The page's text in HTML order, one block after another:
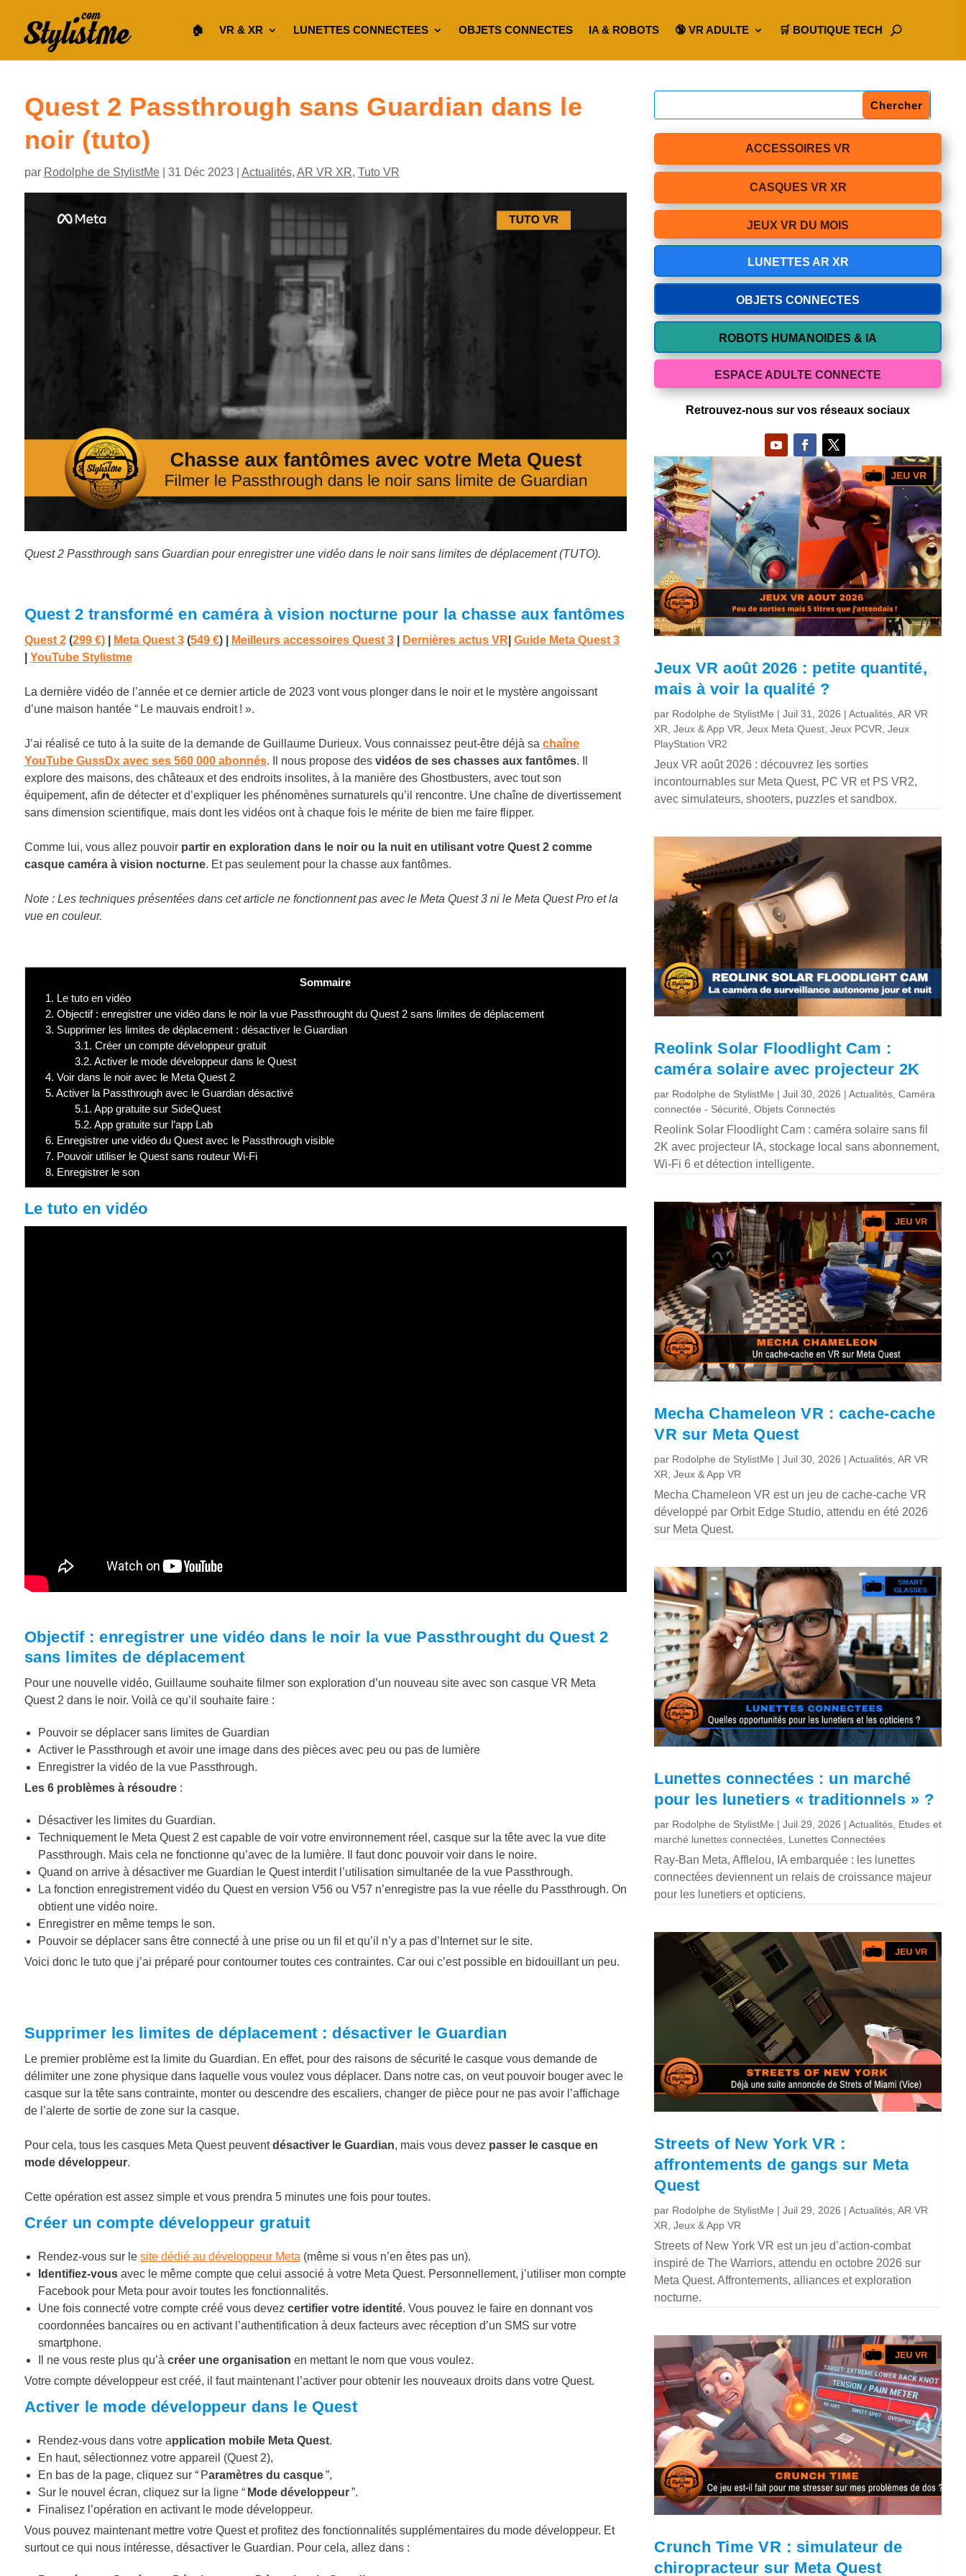
🏠︎ VR & XR LUNETTES CONNECTEES OBJETS CONNECTES IA & ROBOTS 🔞 VR ADULTE 🛒 BOUTIQUE TECH
Quest 2 Passthrough sans Guardian dans le
noir (tuto)
par Rodolphe de StylistMe| 31 Déc 2023| Actualités, AR VR XR, Tuto VR
Quest 2 Passthrough sans Guardian pour enregistrer une vidéo dans le noir sans limites de déplacement (TUTO).
Quest 2 transformé en caméra à vision nocturne pour la chasse aux fantômes
Quest 2(299 €) Meta Quest 3(549 €) Meilleurs accessoires Quest 3 Dernières actus VR Guide Meta Quest 3
YouTube Stylistme
La dernière vidéo de l’année et ce dernier article de 2023 vont vous plonger dans le noir et le mystère angoissant
d’une maison hantée “ Le mauvais endroit ! ».
J’ai réalisé ce tuto à la suite de la demande de Guillaume Durieux. Vous connaissez peut-être déjà sa chaîne
YouTube GussDx avec ses 560 000 abonnés. Il nous propose desvidéos de ses chasses aux fantômes. Il
explore des maisons, des châteaux et des endroits insolites, à la manière des Ghostbusters, avec tout son
équipement, afin de détecter et d’expliquer les phénomènes surnaturels qu’il rencontre. Une chaîne de divertissement
sans dimension scientifique, mais dont les vidéos ont à chaque fois le mérite de bien me faire flipper.
Comme lui, vous allez pouvoir partir en exploration dans le noir ou la nuit en utilisant votre Quest 2 comme
casque caméra à vision nocturne. Et pas seulement pour la chasse aux fantômes.
Note : Les techniques présentées dans cet article ne fonctionnent pas avec le Meta Quest 3 ni le Meta Quest Pro et la
vue en couleur.
Sommaire
1. Le tuto en vidéo
2. Objectif : enregistrer une vidéo dans le noir la vue Passthrought du Quest 2 sans limites de déplacement
3. Supprimer les limites de déplacement : désactiver le Guardian
3.1. Créer un compte développeur gratuit
3.2. Activer le mode développeur dans le Quest
4. Voir dans le noir avec le Meta Quest 2
5. Activer la Passthrough avec le Guardian désactivé
5.1. App gratuite sur SideQuest
5.2. App gratuite sur l’app Lab
6. Enregistrer une vidéo du Quest avec le Passthrough visible
7. Pouvoir utiliser le Quest sans routeur Wi-Fi
8. Enregistrer le son
Le tuto en vidéo
Objectif : enregistrer une vidéo dans le noir la vue Passthrought du Quest 2
sans limites de déplacement
Pour une nouvelle vidéo, Guillaume souhaite filmer son exploration d’un nouveau site avec son casque VR Meta
Quest 2 dans le noir. Voilà ce qu’il souhaite faire :
Pouvoir se déplacer sans limites de Guardian
Activer le Passthrough et avoir une image dans des pièces avec peu ou pas de lumière
Enregistrer la vidéo de la vue Passthrough.
Les 6 problèmes à résoudre:
Désactiver les limites du Guardian.
Techniquement le Meta Quest 2 est capable de voir votre environnement réel, casque sur la tête avec la vue dite
Passthrough. Mais cela ne fonctionne qu’avec de la lumière. Il faut donc pouvoir voir dans le noire.
Quand on arrive à désactiver me Guardian le Quest interdit l’utilisation simultanée de la vue Passthrough.
La fonction enregistrement vidéo du Quest en version V56 ou V57 n’enregistre pas la vue réelle du Passthrough. On
obtient une vidéo noire.
Enregistrer en même temps le son.
Pouvoir se déplacer sans être connecté à une prise ou un fil et qu’il n’y a pas d’Internet sur le site.
Voici donc le tuto que j’ai préparé pour contourner toutes ces contraintes. Car oui c’est possible en bidouillant un peu.
Supprimer les limites de déplacement : désactiver le Guardian
Le premier problème est la limite du Guardian. En effet, pour des raisons de sécurité le casque vous demande de
délimiter une zone physique dans laquelle vous voulez vous déplacer. Dans notre cas, on veut pouvoir bouger avec le
casque sur la tête sans contrainte, monter ou descendre des escaliers, changer de pièce pour ne pas avoir l’affichage
de l’alerte de sortie de zone sur la casque.
Pour cela, tous les casques Meta Quest peuventdésactiver le Guardian, mais vous devez passer le casque en
mode développeur.
Cette opération est assez simple et vous prendra 5 minutes une fois pour toutes.
Créer un compte développeur gratuit
Rendez-vous sur le site dédié au développeur Meta (même si vous n’en êtes pas un).
Identifiez-vousavec le même compte que celui associé à votre Meta Quest. Personnellement, j’utiliser mon compte
Facebook pour Meta pour avoir toutes les fonctionnalités.
Une fois connecté votre compte créé vous devez certifier votre identité. Vous pouvez le faire en donnant vos
coordonnées bancaires ou en activant l’authentification à deux facteurs avec réception d’un SMS sur votre
smartphone.
Il ne vous reste plus qu’à créer une organisation en mettant le nom que vous voulez.
Votre compte développeur est créé, il faut maintenant l’activer pour obtenir les nouveaux droits dans votre Quest.
Activer le mode développeur dans le Quest
Rendez-vous dans votre application mobile Meta Quest.
En haut, sélectionnez votre appareil (Quest 2),
En bas de la page, cliquez sur “ Paramètres du casque”,
Sur le nouvel écran, cliquez sur la ligne “ Mode développeur”.
Finalisez l’opération en activant le mode développeur.
Vous pouvez maintenant mettre votre Quest et profitez des fonctionnalités supplémentaires du mode développeur. Et
surtout ce qui nous intéresse, désactiver le Guardian. Pour cela, allez dans :
ACCESSOIRES VR
CASQUES VR XR
JEUX VR DU MOIS
LUNETTES AR XR
OBJETS CONNECTES
ROBOTS HUMANOIDES & IA
ESPACE ADULTE CONNECTE
Retrouvez-nous sur vos réseaux sociaux
Jeux VR août 2026 : petite quantité,
mais à voir la qualité ?
par Rodolphe de StylistMe |Juil 31, 2026 |Actualités ,AR VR
XR ,Jeux & App VR ,Jeux Meta Quest ,Jeux PCVR ,Jeux
PlayStation VR2
Jeux VR août 2026 : découvrez les sorties
incontournables sur Meta Quest, PC VR et PS VR2,
avec simulateurs, shooters, puzzles et sandbox.
Reolink Solar Floodlight Cam :
caméra solaire avec projecteur 2K
par Rodolphe de StylistMe |Juil 30, 2026 |Actualités ,Caméra
connectée - Sécurité ,Objets Connectés
Reolink Solar Floodlight Cam : caméra solaire sans fil
2K avec projecteur IA, stockage local sans abonnement,
Wi-Fi 6 et détection intelligente.
Mecha Chameleon VR : cache-cache
VR sur Meta Quest
par Rodolphe de StylistMe |Juil 30, 2026 |Actualités ,AR VR
XR ,Jeux & App VR
Mecha Chameleon VR est un jeu de cache-cache VR
développé par Orbit Edge Studio, attendu en été 2026
sur Meta Quest.
Lunettes connectées : un marché
pour les lunetiers « traditionnels » ?
par Rodolphe de StylistMe |Juil 29, 2026 |Actualités Etudes et
marché lunettes connectées Lunettes Connectées
Ray-Ban Meta, Afflelou, IA embarquée : les lunettes
connectées deviennent un relais de croissance majeur
pour les lunetiers et opticiens.
Streets of New York VR :
affrontements de gangs sur Meta
Quest
par Rodolphe de StylistMe |Juil 29, 2026 |Actualités ,AR VR
XR ,Jeux & App VR
Streets of New York VR est un jeu d’action-combat
inspiré de The Warriors, attendu en octobre 2026 sur
Meta Quest. Affrontements, alliances et exploration
nocturne.
Crunch Time VR : simulateur de
chiropracteur sur Meta Quest